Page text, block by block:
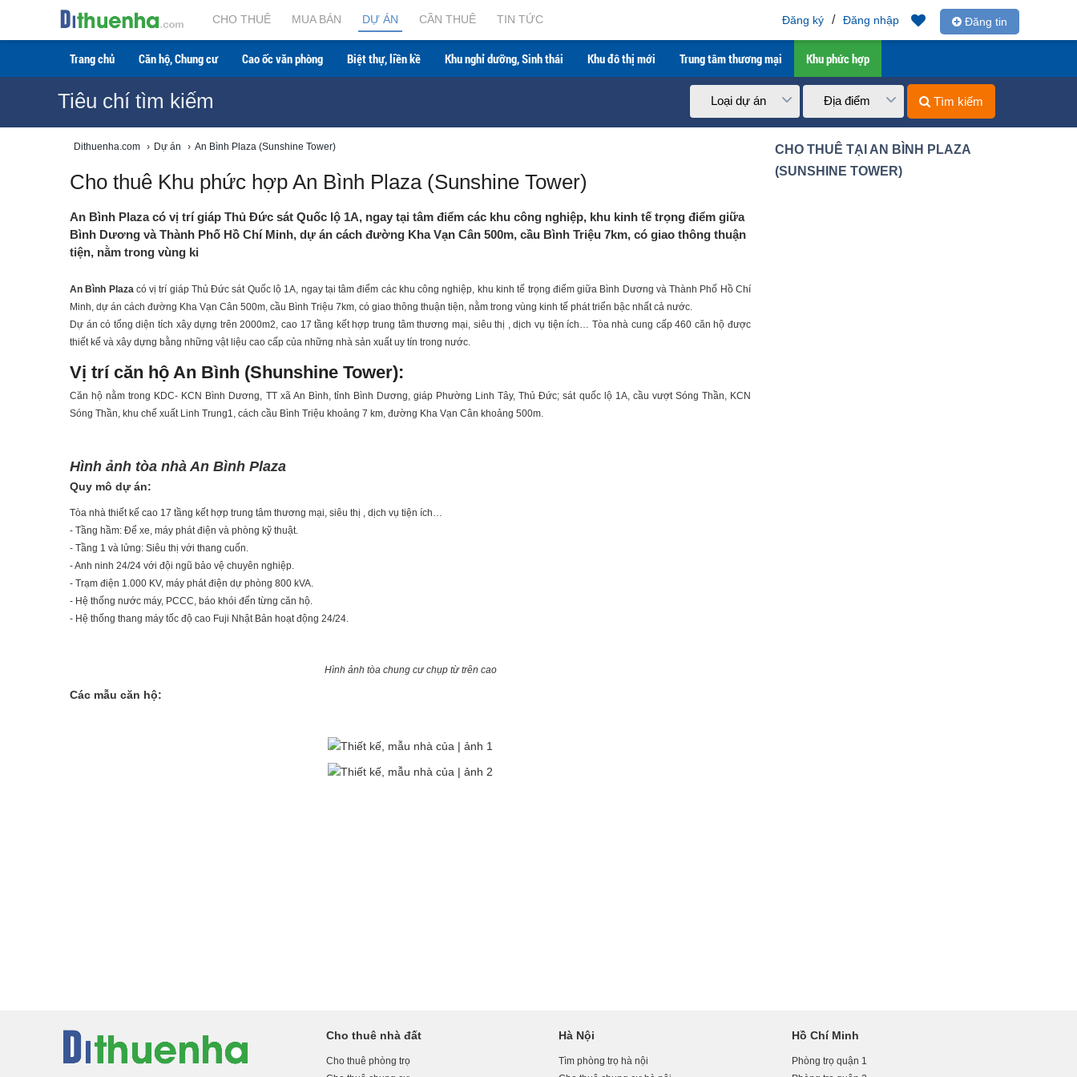
CHO THUÊ MUA BÁN DỰ ÁN CẦN THUÊ TIN TỨC Đăng tin
Đăng nhập
/
Đăng ký
Trang chủ Căn hộ, Chung cư Cao ốc văn phòng Biệt thự, liền kề Khu nghỉ dưỡng, Sinh thái Khu đô thị mới Trung tâm thương mại Khu phức hợp
Tiêu chí tìm kiếm Loại dự án Địa điểm Tìm kiếm
Dithuenha.com › Dự án › An Bình Plaza (Sunshine Tower)
Cho thuê Khu phức hợp An Bình Plaza (Sunshine Tower)
An Bình Plaza có vị trí giáp Thủ Đức sát Quốc lộ 1A, ngay tại tâm điểm các khu công nghiệp, khu kinh tế trọng điểm giữa
Bình Dương và Thành Phố Hồ Chí Minh, dự án cách đường Kha Vạn Cân 500m, cầu Bình Triệu 7km, có giao thông thuận
tiện, nằm trong vùng ki
An Bình Plazacó vị trí giáp Thủ Đức sát Quốc lộ 1A, ngay tại tâm điểm các khu công nghiệp, khu kinh tế trọng điểm giữa Bình Dương và Thành Phố Hồ Chí
Minh, dự án cách đường Kha Vạn Cân 500m, cầu Bình Triệu 7km, có giao thông thuận tiện, nằm trong vùng kinh tế phát triển bậc nhất cả nước.
Dự án có tổng diện tích xây dựng trên 2000m2, cao 17 tầng kết hợp trung tâm thương mại, siêu thị , dịch vụ tiện ích… Tòa nhà cung cấp 460 căn hộ được
thiết kế và xây dựng bằng những vật liệu cao cấp của những nhà sản xuất uy tín trong nước.
Vị trí căn hộ An Bình (Shunshine Tower):
Căn hộ nằm trong KDC- KCN Bình Dương, TT xã An Bình, tỉnh Bình Dương, giáp Phường Linh Tây, Thủ Đức; sát quốc lộ 1A, cầu vượt Sóng Thần, KCN
Sóng Thần, khu chế xuất Linh Trung1, cách cầu Bình Triệu khoảng 7 km, đường Kha Vạn Cân khoảng 500m.
Hình ảnh tòa nhà An Bình Plaza
Quy mô dự án:
Tòa nhà thiết kế cao 17 tầng kết hợp trung tâm thương mại, siêu thị , dịch vụ tiện ích…
- Tầng hầm: Để xe, máy phát điện và phòng kỹ thuật.
- Tầng 1 và lửng: Siêu thị với thang cuốn.
- Anh ninh 24/24 với đội ngũ bảo vệ chuyên nghiệp.
- Trạm điện 1.000 KV, máy phát điện dự phòng 800 kVA.
- Hệ thống nước máy, PCCC, báo khói đến từng căn hộ.
- Hệ thống thang máy tốc độ cao Fuji Nhật Bản hoạt động 24/24.
Hình ảnh tòa chung cư chụp từ trên cao
Các mẫu căn hộ:
CHO THUÊ TẠI AN BÌNH PLAZA
(SUNSHINE TOWER)
Cho thuê nhà đất
Cho thuê phòng trọ
Hà Nội
Tìm phòng trọ hà nội
Hồ Chí Minh
Phòng trọ quận 1